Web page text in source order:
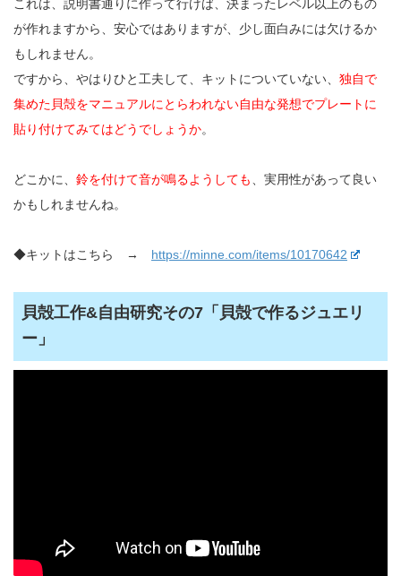
これは、説明書通りに作って行けば、決まったレベル以上のもの
が作れますから、安心ではありますが、少し面白みには欠けるか
もしれません。
ですから、やはりひと工夫して、キットについていない、 独自で
集めた貝殻をマニュアルにとらわれない自由な発想でプレートに
貼り付けてみてはどうでしょうか。
どこかに、 鈴を付けて音が鳴るようしても、実用性があって良い
かもしれませんね。
◆キットはこちら → https://minne.com/items/10170642
貝殻工作&自由研究その7「貝殻で作るジュエリ
ー」